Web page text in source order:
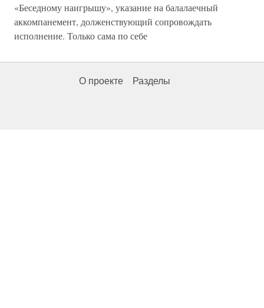
«Беседному наигрышу», указание на балалаечный
аккомпанемент, долженствующий сопровождать
исполнение. Только сама по себе
О проекте Разделы